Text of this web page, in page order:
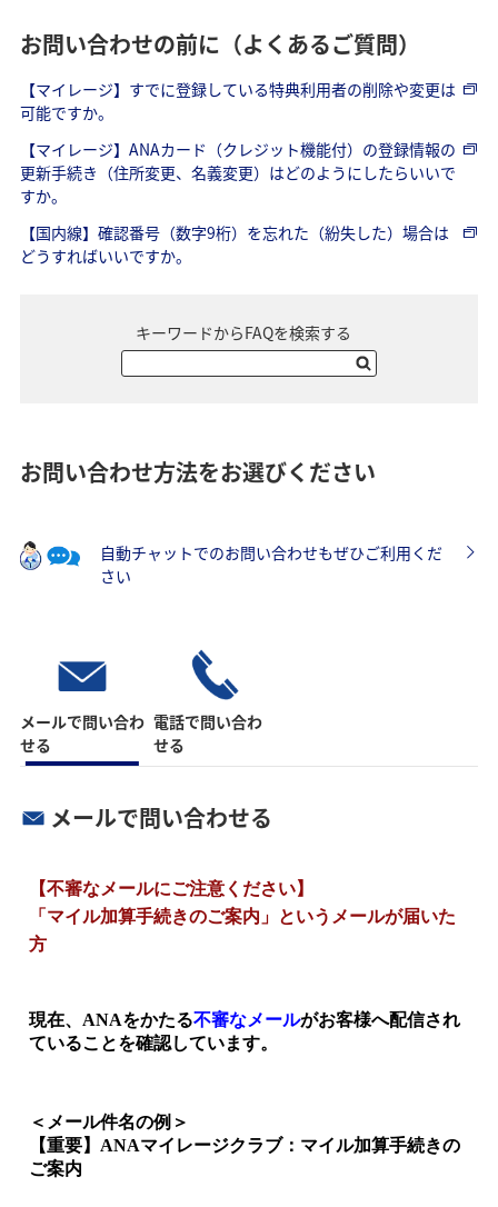
お問い合わせの前に（よくあるご質問）
【マイレージ】すでに登録している特典利用者の削除や変更は
可能ですか。
【マイレージ】ANAカード（クレジット機能付）の登録情報の
更新手続き（住所変更、名義変更）はどのようにしたらいいで
すか。
【国内線】確認番号（数字9桁）を忘れた（紛失した）場合は
どうすればいいですか。
キーワードからFAQを検索する
お問い合わせ方法をお選びください
自動チャットでのお問い合わせもぜひご利用くだ
さい
メールで問い合わ
せる
電話で問い合わ
せる
メールで問い合わせる